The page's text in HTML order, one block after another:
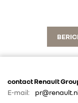
contact Renault
E-mail: